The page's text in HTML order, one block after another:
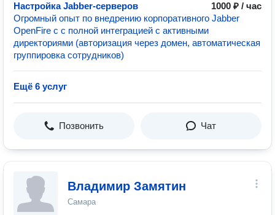
Настройка Jabber-серверов
1000 ₽ / час
Огромный опыт по внедрению корпоративного Jabber
OpenFire c с полной интеграцией с активными
директориями (авторизация через домен, автоматическая
группировка сотрудников)
Ещё 6 услуг
Позвонить Чат
Владимир Замятин
Самара